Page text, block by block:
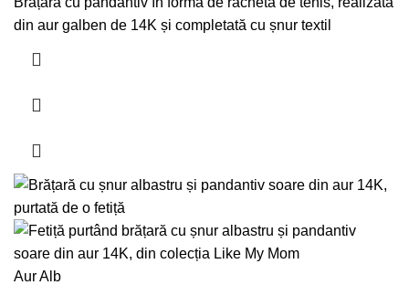
din aur galben de 14K și completată cu șnur textil
Aur Alb